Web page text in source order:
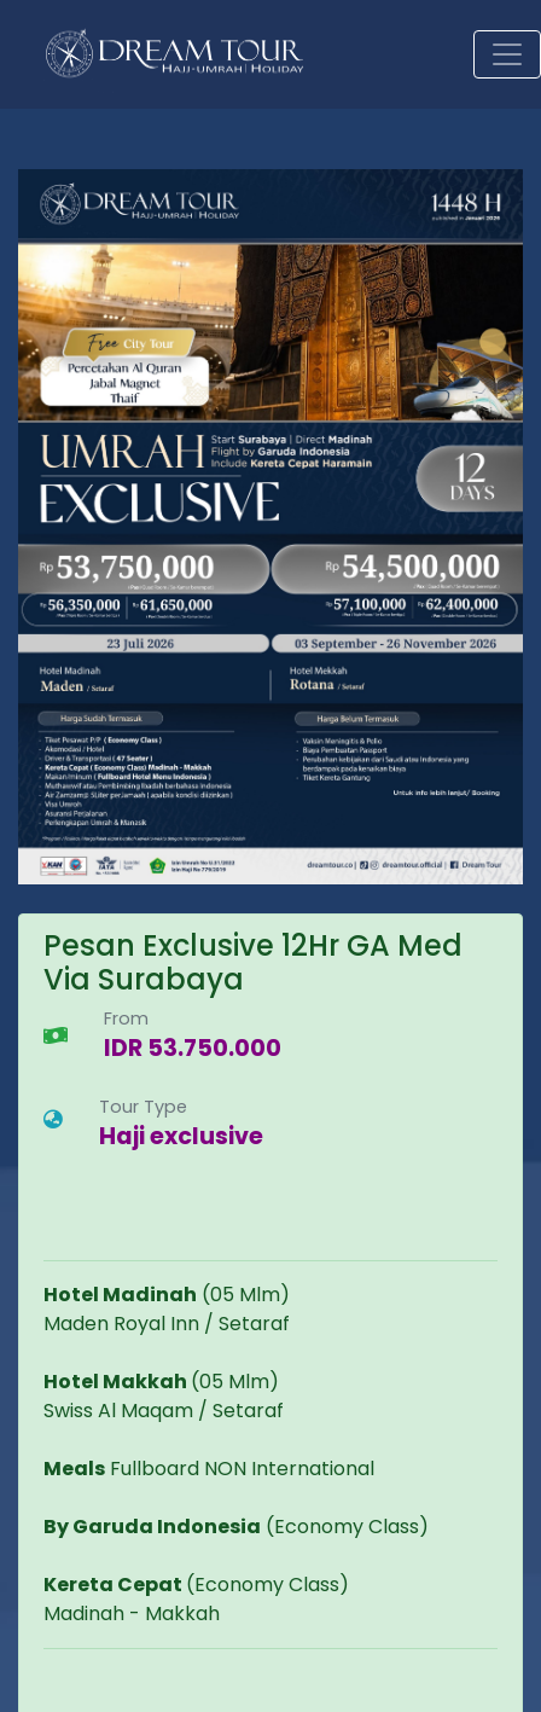
Pesan Exclusive 12Hr GA Med
Via Surabaya
From
IDR 53.750.000
Tour Type
Haji exclusive
Hotel Madinah (05 Mlm)
Maden Royal Inn / Setaraf
Hotel Makkah (05 Mlm)
Swiss Al Maqam / Setaraf
Meals Fullboard NON International
By Garuda Indonesia (Economy Class)
Kereta Cepat (Economy Class)
Madinah - Makkah